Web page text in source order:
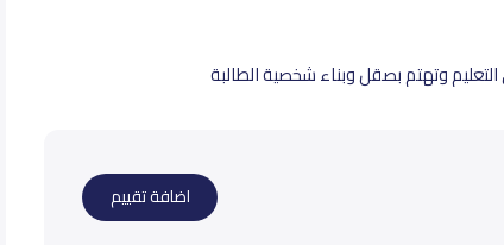
35,000
وتهتم بصقل وبناء شخصية الطالبة
اضافة تقييم